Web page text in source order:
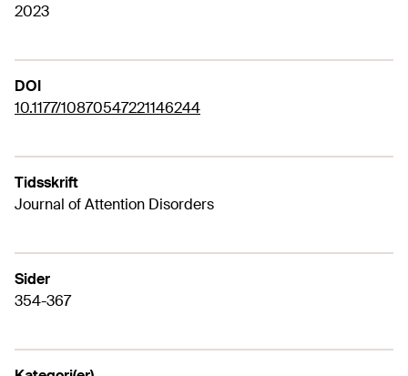
2023
DOI
10.1177/10870547221146244
Tidsskrift
Journal of Attention Disorders
Sider
354-367